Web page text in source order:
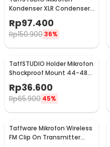
Kondenser XLR Condenser
- BM-700
Rp97.400
Rp150.900 36%
TaffSTUDIO Holder Mikrofon
Shockproof Mount 44-48
mm - SH-100
Rp36.600
Rp65.900 45%
Taffware Mikrofon Wireless
FM Clip On Transmitter